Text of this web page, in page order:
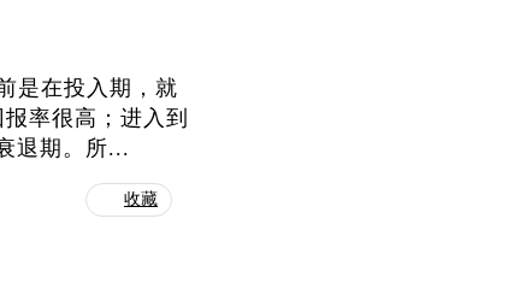
是在投入期，就
率很高；进入到
退期。所...
收藏